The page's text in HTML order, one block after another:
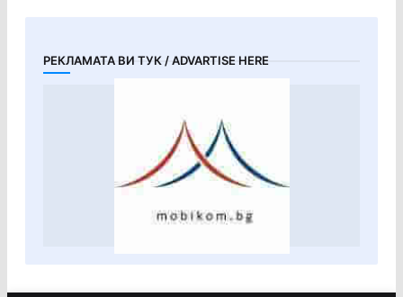
РЕКЛАМАТА ВИ ТУК / ADVARTISE HERE